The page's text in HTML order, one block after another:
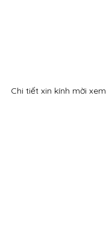
Chi tiết xin kính mời xem